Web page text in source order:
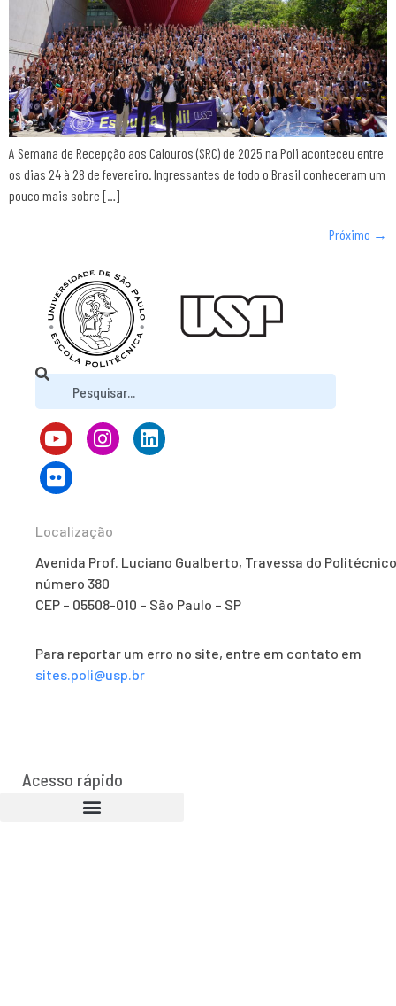
A Semana de Recepção aos Calouros (SRC) de 2025 na Poli aconteceu entre
os dias 24 à 28 de fevereiro. Ingressantes de todo o Brasil conheceram um
pouco mais sobre […]
Próximo →
Localização
Avenida Prof. Luciano Gualberto, Travessa do
número 380
CEP – 05508-010 – São Paulo – SP
Para reportar um erro no site, entre em contato em
sites.poli@usp.br
Acesso rápido